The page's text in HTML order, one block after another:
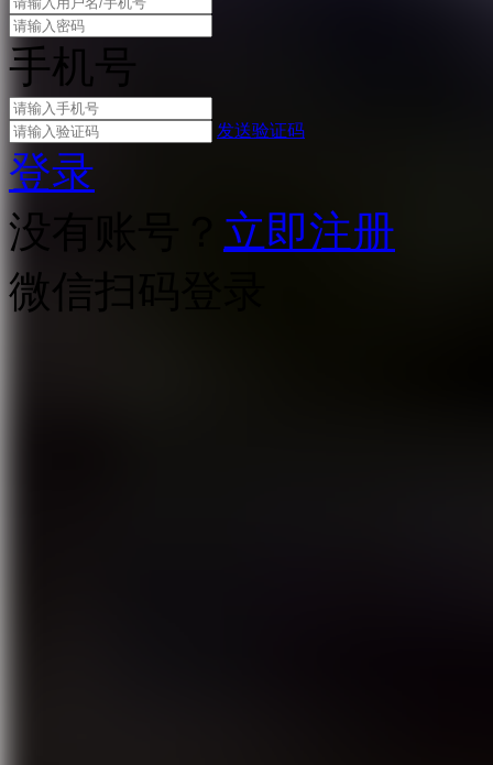
手机号
发送验证码
登录
没有账号？ 立即注册
微信扫码登录